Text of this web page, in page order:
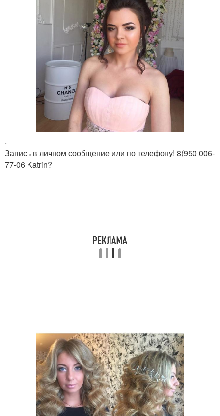
.
Запись в личном сообщение или по телефону! 8(950 006-
77-06 Katrin?